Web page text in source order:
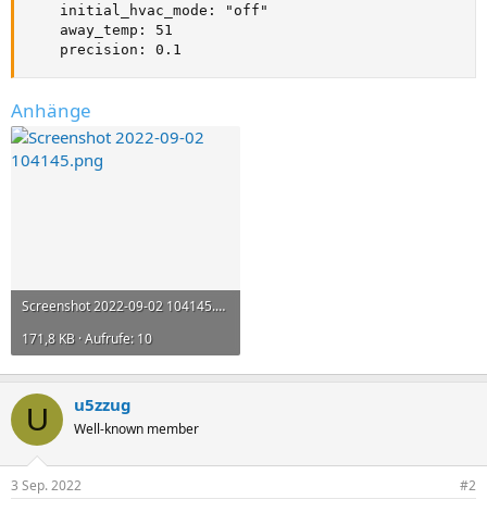
    initial_hvac_mode: "off"
    away_temp: 51
    precision: 0.1
Anhänge
Screenshot 2022-09-02 104145.png
171,8 KB · Aufrufe: 10
U u5zzug
Well-known member
3 Sep. 2022 #2